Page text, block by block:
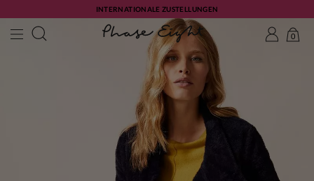
INTERNATIONALE ZUSTELLUNGEN
0